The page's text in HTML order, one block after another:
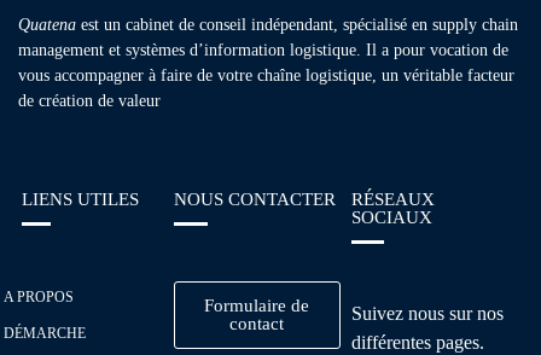
Quatena est un cabinet de conseil indépendant, spécialisé en supply chain
management et systèmes d’information logistique. Il a pour vocation de
vous accompagner à faire de votre chaîne logistique, un véritable facteur
de création de valeur
LIENS UTILES
A PROPOS
DÉMARCHE
NOUS CONTACTER
Formulaire de
contact
RÉSEAUX
SOCIAUX
Suivez nous sur nos
différentes pages.